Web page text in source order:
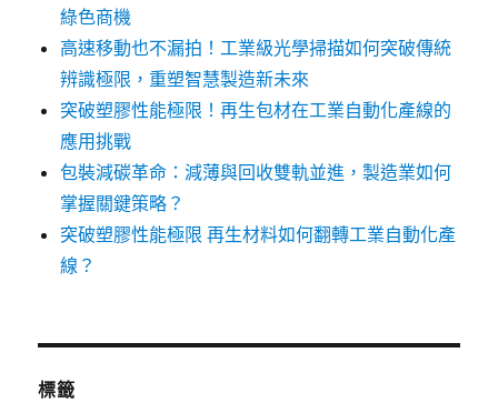
綠色商機
高速移動也不漏拍！工業級光學掃描如何突破傳統
辨識極限，重塑智慧製造新未來
突破塑膠性能極限！再生包材在工業自動化產線的
應用挑戰
包裝減碳革命：減薄與回收雙軌並進，製造業如何
掌握關鍵策略？
突破塑膠性能極限 再生材料如何翻轉工業自動化產
線？
標籤